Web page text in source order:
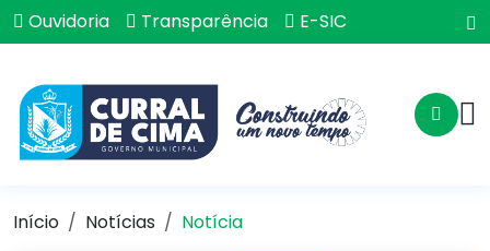
Ouvidoria Transparência E-SIC
Início Notícias Notícia